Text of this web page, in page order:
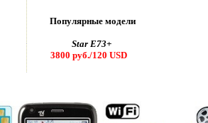
Популярные модели
Star E73+
3800 руб./120 USD